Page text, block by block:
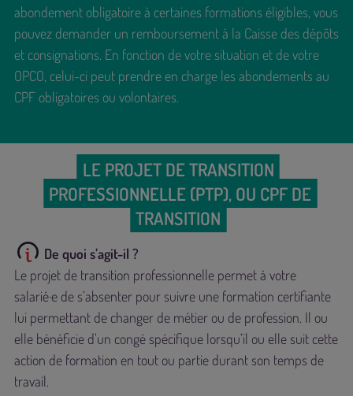
abondement obligatoire à certaines formations éligibles, vous
pouvez demander un remboursement à la Caisse des dépôts
et consignations. En fonction de votre situation et de votre
OPCO, celui-ci peut prendre en charge les abondements au
CPF obligatoires ou volontaires.
LE PROJET DE TRANSITION
PROFESSIONNELLE (PTP), OU CPF DE
TRANSITION
De quoi s’agit-il ?
Le projet de transition professionnelle permet à votre
salarié·e de s’absenter pour suivre une formation certifiante
lui permettant de changer de métier ou de profession. Il ou
elle bénéficie d’un congé spécifique lorsqu’il ou elle suit cette
action de formation en tout ou partie durant son temps de
travail.